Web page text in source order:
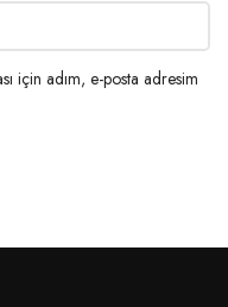
için adım, e-posta adresim